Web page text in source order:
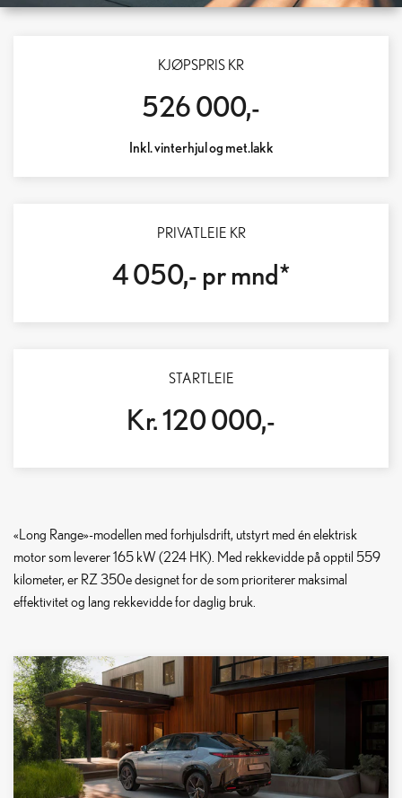
LENGER REKKEVIDDE – RASKERE LADING
KJØPSPRIS KR
526 000,-
Inkl. vinterhjul og met.lakk
PRIVATLEIE KR
4 050,- pr mnd*
STARTLEIE
Kr. 120 000,-
«Long Range»-modellen med forhjulsdrift, utstyrt med én elektrisk
motor som leverer 165 kW (224 HK). Med rekkevidde på opptil 559
kilometer, er RZ 350e designet for de som prioriterer maksimal
effektivitet og lang rekkevidde for daglig bruk.